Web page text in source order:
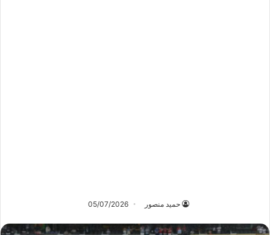
حميد منصور 05/07/2026